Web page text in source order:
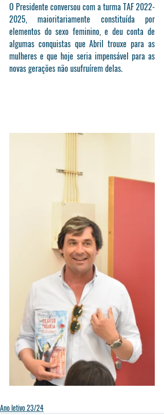
O Presidente conversou com a turma TAF 2022-
2025, maioritariamente constituída por
elementos do sexo feminino, e deu conta de
algumas conquistas que Abril trouxe para as
mulheres e que hoje seria impensável para as
novas gerações não usufruírem delas.
Ano letivo 23/24